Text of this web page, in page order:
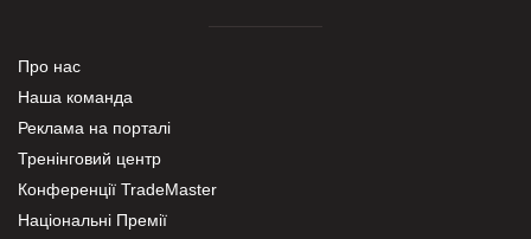
Про нас
Наша команда
Реклама на порталі
Тренінговий центр
Конференції TradeMaster
Національні Премії